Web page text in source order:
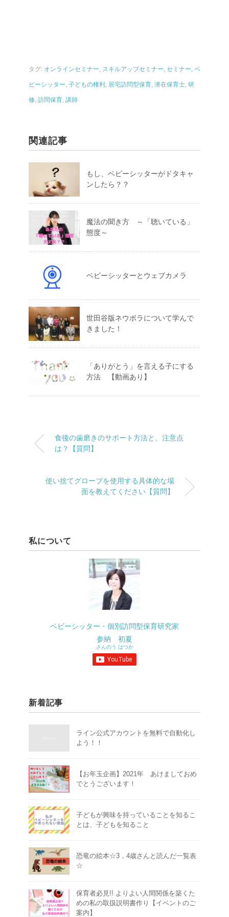
タグ: オンラインセミナー, スキルアップセミナー, セミナー, ベ
ビーシッター, 子どもの権利 , 居宅訪問型保育, 潜在保育士, 研
修, 訪問保育, 講師
関連記事
もし、ベビーシッターがドタキャ
ンしたら？？
魔法の聞き方 ～「聴いている」
態度～
ベビーシッターとウェブカメラ
世田谷版ネウボラについて学んで
きました！
「ありがとう」を言える子にする
方法 【動画あり】
食後の歯磨きのサポート方法と、注意点
は？【質問】
使い捨てグローブを使用する具体的な場
面を教えてください【質問】
私について
ベビーシッター・個別訪問型保育研究家
参納 初夏
さんのう はつか
新着記事
ライン公式アカウントを無料で自動化し
よう！！
【お年玉企画】2021年 あけましておめ
でとうございます！
子どもが興味を持っていることを知るこ
とは、子どもを知ること
恐竜の絵本☆3，4歳さんと読んだ一覧表
☆
保育者必見!! よりよい人間関係を築くた
めの私の取扱説明書作り【イベントのご
案内】